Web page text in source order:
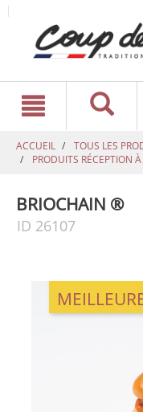
ACCUEIL TOUS LES
PRODUITS RÉCEPTION
BRIOCHAIN ®
ID 26107